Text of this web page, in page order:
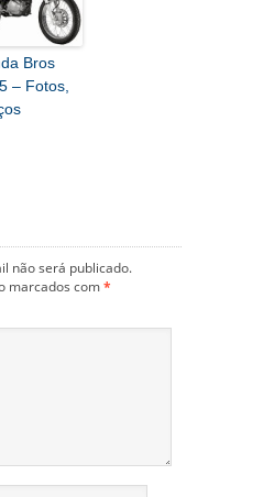
Bros
– Fotos,
não será publicado.
marcados com*